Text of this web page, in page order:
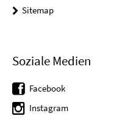
Sitemap
Soziale Medien
Facebook
Instagram